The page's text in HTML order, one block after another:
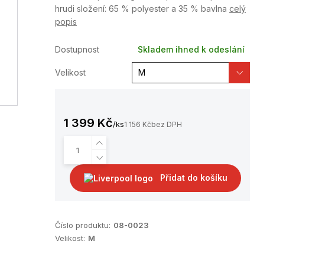
hrudi složení: 65 % polyester a 35 % bavlna celý
popis
Dostupnost Skladem ihned k odeslání
Velikost
1 399 Kč/ks1 156 Kčbez DPH
Přidat do košíku
Číslo produktu: 08-0023
Velikost: M